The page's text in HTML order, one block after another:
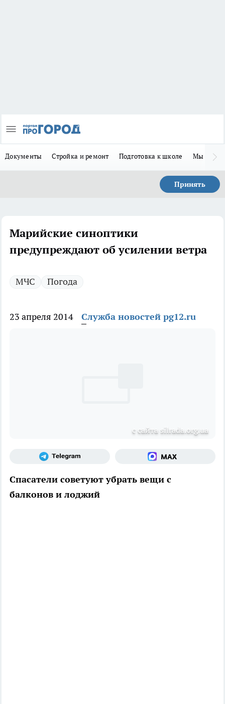
Документы Стройка и ремонт Подготовка к школе Мы в MAX
Принять
Марийские синоптики
предупреждают об усилении ветра
МЧС Погода
23 апреля 2014 Служба новостей pg12.ru
с сайта silrada.org.ua
Спасатели советуют убрать вещи с
балконов и лоджий